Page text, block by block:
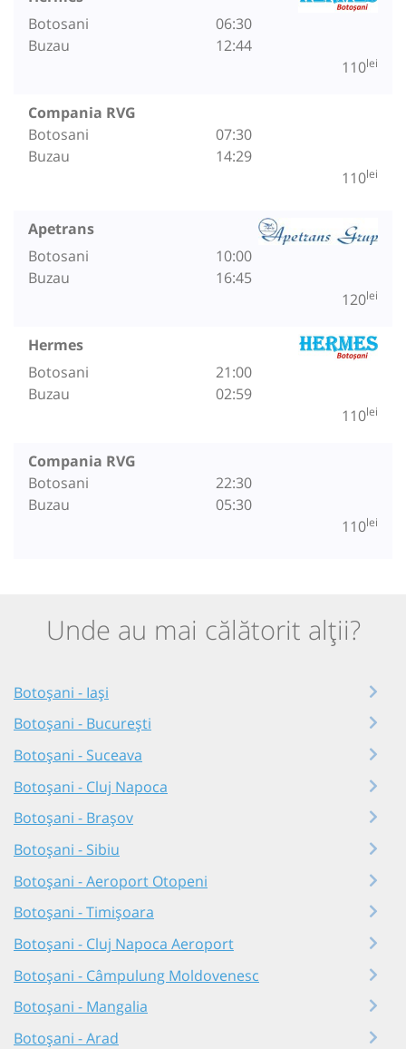
Botosani
Buzau
06:30
12:44
110lei
Compania RVG
Botosani
Buzau
07:30
14:29
110lei
Apetrans
Botosani
Buzau
10:00
16:45
120lei
Hermes
Botosani
Buzau
21:00
02:59
110lei
Compania RVG
Botosani
Buzau
22:30
05:30
110lei
Unde au mai călătorit alții?
Botoșani - Iași
Botoșani - București
Botoșani - Suceava
Botoșani - Cluj Napoca
Botoșani - Brașov
Botoșani - Sibiu
Botoșani - Aeroport Otopeni
Botoșani - Timișoara
Botoșani - Cluj Napoca Aeroport
Botoșani - Câmpulung Moldovenesc
Botoșani - Mangalia
Botoșani - Arad